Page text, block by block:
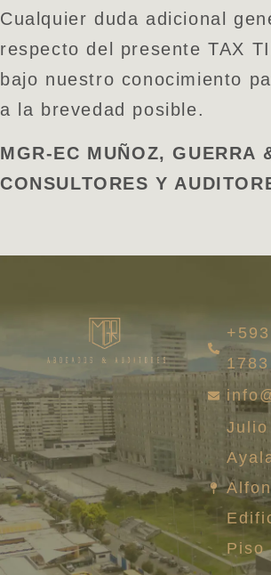
Cualquier duda adicional
respecto del presente TAX
bajo nuestro conocimiento
a la brevedad posible.
MGR-EC MUÑOZ, GUERRA
CONSULTORES Y
1783
Piso